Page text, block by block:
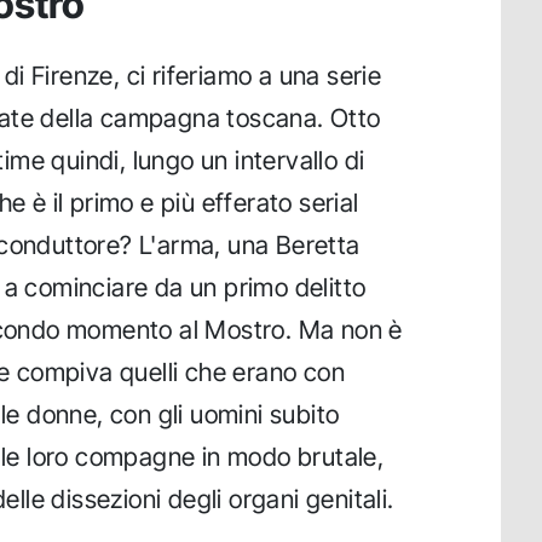
Firenze, ci riferiamo a una serie
della campagna toscana. Otto
quindi, lungo un intervallo di
è il primo e più efferato serial
L'arma, una Beretta
cominciare da un primo delitto
momento al Mostro. Ma non è
compiva quelli che erano con
donne, con gli uomini subito
loro compagne in modo brutale,
dissezioni degli organi genitali.